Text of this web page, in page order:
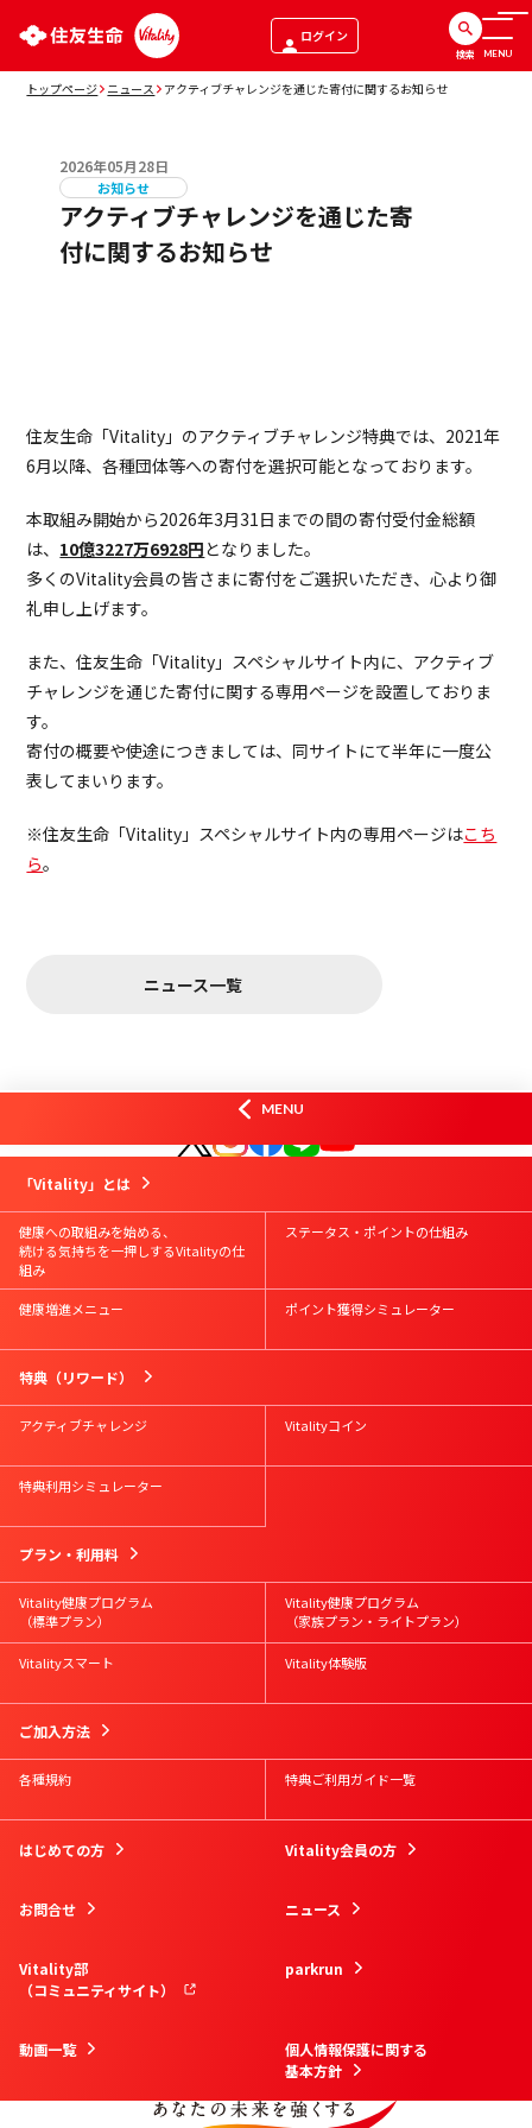
ログイン
検索 MENU
トップページ ニュース アクティブチャレンジを通じた寄付に関するお知らせ
2026年05月28日
お知らせ
アクティブチャレンジを通じた寄
付に関するお知らせ
住友生命「Vitality」のアクティブチャレンジ特典では、2021年
6月以降、各種団体等への寄付を選択可能となっております。
本取組み開始から2026年3月31日までの間の寄付受付金総額
は、 10億3227万6928円となりました。
多くのVitality会員の皆さまに寄付をご選択いただき、心より御
礼申し上げます。
また、住友生命「Vitality」スペシャルサイト内に、アクティブ
チャレンジを通じた寄付に関する専用ページを設置しておりま
す。
寄付の概要や使途につきましては、同サイトにて半年に一度公
表してまいります。
※住友生命「Vitality」スペシャルサイト内の専用ページはこち
ら。
ニュース一覧
MENU
Vitalityスマートお申込み Vitality体験版お申込み
オフィシャルSNS
「Vitality」とは
健康への取組みを始める、
続ける気持ちを一押しするVitalityの仕
組み
ステータス・ポイントの仕組み
健康増進メニュー ポイント獲得シミュレーター
特典（リワード）
アクティブチャレンジ Vitalityコイン
特典利用シミュレーター
プラン・利用料
Vitality健康プログラム
（標準プラン）
Vitality健康プログラム
（家族プラン・ライトプラン）
Vitalityスマート Vitality体験版
ご加入方法
各種規約 特典ご利用ガイド一覧
はじめての方 Vitality会員の方
お問合せ ニュース
Vitality部
（コミュニティサイト）
parkrun
動画一覧
個人情報保護に関する
基本方針